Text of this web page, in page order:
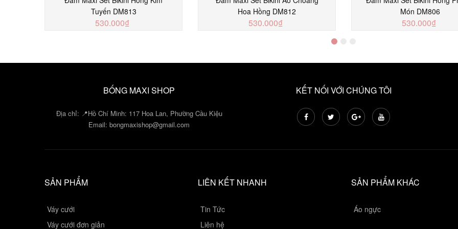
Tuyến DM813
530.000₫
Hoa Hồng DM812
530.000₫
Món DM806
530.000₫
BỐNG MAXI SHOP
Địa chỉ: 📍Hồ Chí Minh: 117 Hoa Lan, Phường Cầu Kiệu
Email: bongmaxishop@gmail.com
KẾT NỐI VỚI CHÚNG TÔI
SẢN PHẨM
Váy cưới
Váy cưới đơn giản
LIÊN KẾT NHANH
Tin Tức
Liên hệ
SẢN PHẨM KHÁC
Áo ngực